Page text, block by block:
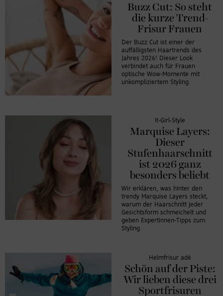
Wir
verwenden
einen Service
Drittanbieters,
Videoinhalte
Dieser Service
Aktivitäten
sammeln. Bitte
lesen Sie die
Details durch
und stimmen
Nutzung des
Service zu, um
dieses Video
Akzeptieren
Buzz Cut: So steht
die kurze Trend-
Frisur Frauen
Der Buzz Cut ist einer der
auffälligsten Haartrends des
Jahres 2026! Dieser Look
verbindet auch für Frauen
optische Wow-Momente mit
unkompliziertem Styling.
It-Girl-Style
Marquise Layers:
Dieser
Stufenhaarschnitt
ist 2026 ganz
besonders beliebt
Wir erklären, was hinter den
trendy Marquise Layers steckt,
warum der Haarschnitt jeder
Gesichtsform schmeichelt und
geben Expertinnen-Tipps zum
Styling.
Helmfrisur adé
Schön auf der Piste:
Wir lieben diese drei
Sportfrisuren